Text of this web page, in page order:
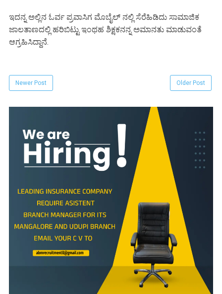
ಇದನ್ನ ಅಲ್ಲಿನ ಓರ್ವ ಪ್ರವಾಸಿಗ ಮೊಬೈಲ್ ನಲ್ಲಿ ಸೆರೆಹಿಡಿದು ಸಾಮಾಜಿಕ
ಜಾಲತಾಣದಲ್ಲಿ ಹರಿಬಿಟ್ಟು ಇಂಥಹ ಶಿಕ್ಷಕನನ್ನ ಅಮಾನತು ಮಾಡುವಂತೆ
ಆಗ್ರಹಿಸಿದ್ದಾನೆ.
Newer Post Older Post